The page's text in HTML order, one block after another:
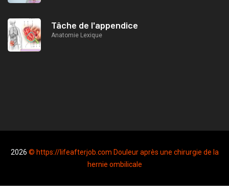
Tâche de l'appendice
Anatomie Lexique
2026 © https://lifeafterjob.com Douleur après une chirurgie de la
hernie ombilicale